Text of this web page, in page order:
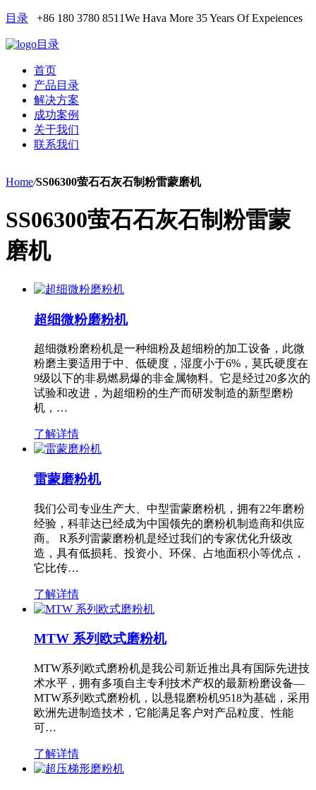
目录 +86 180 3780 8511We Hava More 35 Years Of Expeiences
目录
首页
产品目录
解决方案
成功案例
关于我们
联系我们
Home/SS06300萤石石灰石制粉雷蒙磨机
SS06300萤石石灰石制粉雷蒙
磨机
超细微粉磨粉机
超细微粉磨粉机是一种细粉及超细粉的加工设备，此微
粉磨主要适用于中、低硬度，湿度小于6%，莫氏硬度在
9级以下的非易燃易爆的非金属物料。它是经过20多次的
试验和改进，为超细粉的生产而研发制造的新型磨粉
机，…
了解详情
雷蒙磨粉机
我们公司专业生产大、中型雷蒙磨粉机，拥有22年磨粉
经验，科菲达已经成为中国领先的磨粉机制造商和供应
商。 R系列雷蒙磨粉机是经过我们的专家优化升级改
造，具有低损耗、投资小、环保、占地面积小等优点，
它比传…
了解详情
MTW 系列欧式磨粉机
MTW系列欧式磨粉机是我公司新近推出具有国际先进技
术水平，拥有多项自主专利技术产权的最新粉磨设备—
MTW系列欧式磨粉机，以悬辊磨粉机9518为基础，采用
欧洲先进制造技术，它能满足客户对产品粒度、性能
可…
了解详情